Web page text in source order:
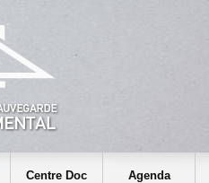
Centre Doc Agenda